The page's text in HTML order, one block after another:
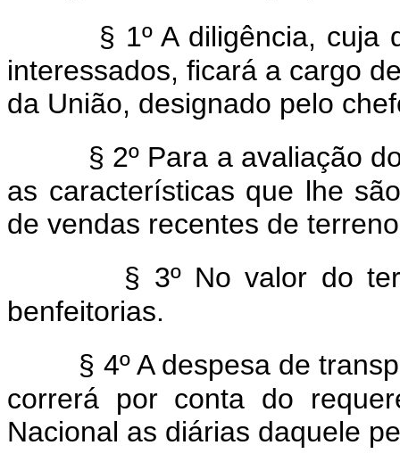
§ 1º A diligência, cuja
interessados, ficará a cargo
da União, designado pelo
§ 2º Para a avaliação
as características que lhe
de vendas recentes de
§ 3º No valor do
benfeitorias.
§ 4º A despesa de
correrá por conta do
Nacional as diárias daquele